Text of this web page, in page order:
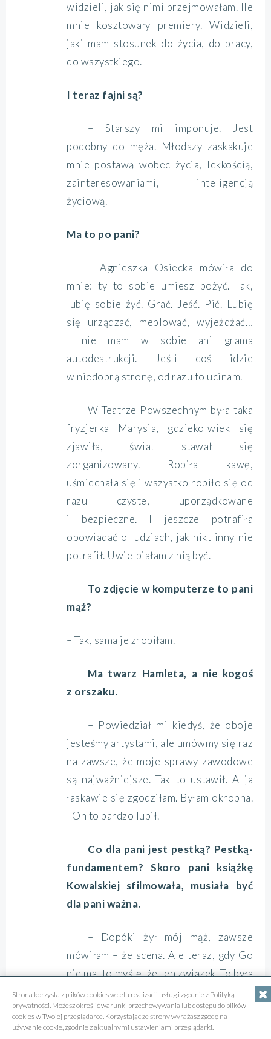
widzieli, jak się nimi przejmowałam. Ile
mnie kosztowały premiery. Widzieli,
jaki mam stosunek do życia, do pracy,
do wszystkiego.
I teraz fajni są?
– Starszy mi imponuje. Jest
podobny do męża. Młodszy zaskakuje
mnie postawą wobec życia, lekkością,
zainteresowaniami, inteligencją
życiową.
Ma to po pani?
– Agnieszka Osiecka mówiła do
mnie: ty to sobie umiesz pożyć. Tak,
lubię sobie żyć. Grać. Jeść. Pić. Lubię
się urządzać, meblować, wyjeżdżać…
I nie mam w sobie ani grama
autodestrukcji. Jeśli coś idzie
w niedobrą stronę, od razu to ucinam.
W Teatrze Powszechnym była taka
fryzjerka Marysia, gdziekolwiek się
zjawiła, świat stawał się
zorganizowany. Robiła kawę,
uśmiechała się i wszystko robiło się od
razu czyste, uporządkowane
i bezpieczne. I jeszcze potrafiła
opowiadać o ludziach, jak nikt inny nie
potrafił. Uwielbiałam z nią być.
To zdjęcie w komputerze to pani
mąż?
– Tak, sama je zrobiłam.
Ma twarz Hamleta, a nie kogoś
z orszaku.
– Powiedział mi kiedyś, że oboje
jesteśmy artystami, ale umówmy się raz
na zawsze, że moje sprawy zawodowe
są najważniejsze. Tak to ustawił. A ja
łaskawie się zgodziłam. Byłam okropna.
I On to bardzo lubił.
Co dla pani jest pestką? Pestką-
fundamentem? Skoro pani książkę
Kowalskiej sfilmowała, musiała być
dla pani ważna.
– Dopóki żył mój mąż, zawsze
mówiłam – że scena. Ale teraz, gdy Go
nie ma, to myślę, że ten związek. To była
pestka. Tyle tylko, że dopóki był,
wydawało mi się, że będzie zawsze.
Strona korzysta z plików cookies w celu realizacji usług i zgodnie z Polityką
prywatności. Możesz określić warunki przechowywania lub dostępu do plików
cookies w Twojej przeglądarce. Korzystając ze strony wyrażasz zgodę na
używanie cookie, zgodnie z aktualnymi ustawieniami przeglądarki.